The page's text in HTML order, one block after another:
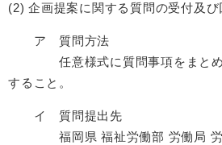
(2) 企画提案に関する質問の受付及び
ア 質問方法
任意様式に質問事項をまとめ
すること。
イ 質問提出先
福岡県 福祉労働部 労働局 労